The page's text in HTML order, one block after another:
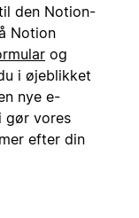
den Notion-
Notion
og
i øjeblikket
nye e-
gør vores
efter din